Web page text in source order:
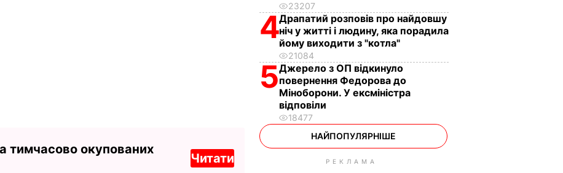
тимчасово окупованих
Читати
23207
4Драпатий розповів про найдовшу
ніч у житті і людину, яка порадила
йому виходити з "котла"
21084
5Джерело з ОП відкинуло
повернення Федорова до
Міноборони. У ексміністра
відповіли
18477
НАЙПОПУЛЯРНІШЕ
РЕКЛАМА